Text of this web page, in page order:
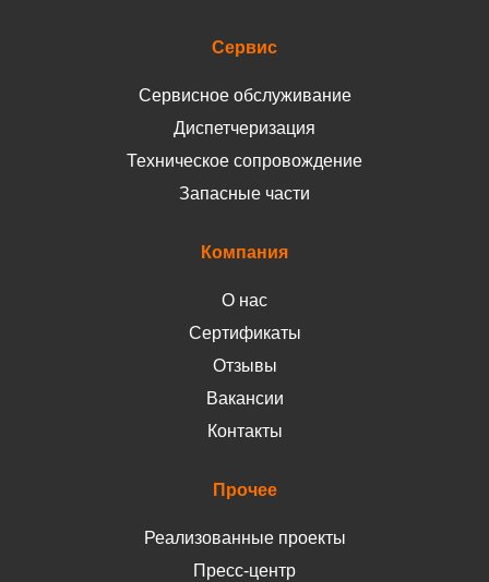
Сервис
Сервисное обслуживание
Диспетчеризация
Техническое сопровождение
Запасные части
Компания
О нас
Сертификаты
Отзывы
Вакансии
Контакты
Прочее
Реализованные проекты
Пресс-центр